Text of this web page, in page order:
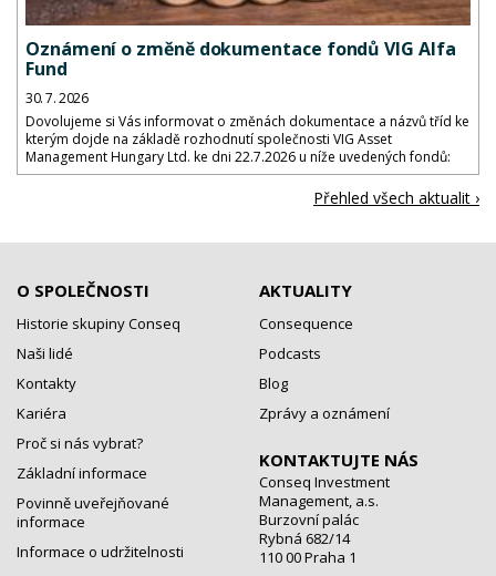
Oznámení o změně dokumentace fondů VIG Alfa
Fund
30. 7. 2026
Dovolujeme si Vás informovat o změnách dokumentace a názvů tříd ke
kterým dojde na základě rozhodnutí společnosti VIG Asset
Management Hungary Ltd. ke dni 22.7.2026 u níže uvedených fondů:
Přehled všech aktualit ›
O SPOLEČNOSTI
Historie skupiny Conseq
Naši lidé
Kontakty
Kariéra
Proč si nás vybrat?
Základní informace
Povinně uveřejňované
informace
Informace o udržitelnosti
AKTUALITY
Consequence
Podcasts
Blog
Zprávy a oznámení
KONTAKTUJTE NÁS
Conseq Investment
Management, a.s.
Burzovní palác
Rybná 682/14
110 00 Praha 1